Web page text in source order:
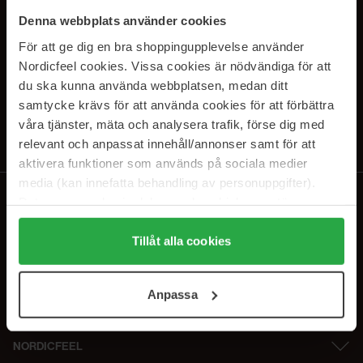
Denna webbplats använder cookies
För att ge dig en bra shoppingupplevelse använder
Nordicfeel cookies. Vissa cookies är nödvändiga för att
du ska kunna använda webbplatsen, medan ditt
samtycke krävs för att använda cookies för att förbättra
våra tjänster, mäta och analysera trafik, förse dig med
relevant och anpassat innehåll/annonser samt för att
aktivera funktioner som används på sociala medier
media (kan innefatta behandling av personuppgifter).
Genom att trycka på "Tillåt alla cookies" accepterar du
alla cookies, medan du under "Detaljer" kan anpassa
användningen av cookies. Du kan när som helst återkalla
samt vår Integritetspolicy.
Tillåt alla cookies
Anpassa
SUBSCRIBE TO OUR
NEWSLETTER
E-postadresse
Ved å abonnere godtar du vårpersonvernerklæring. Du kan melde deg
NORDICFEEL